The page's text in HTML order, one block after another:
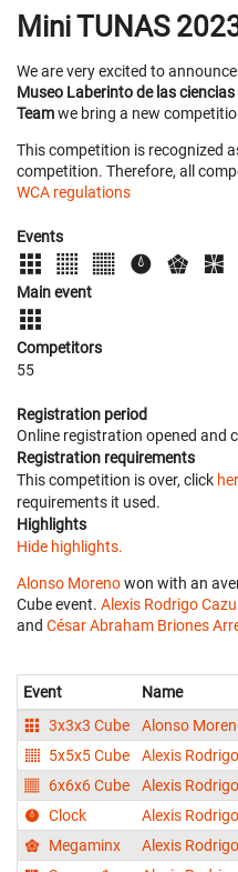
Mini TUNAS
We are very excited to
Museo Laberinto de las
Teamwe bring a new
This competition is recognized
competition. Therefore, all
WCA regulations
Events
Main event
Competitors
55
Registration period
Online registration opened and
Registration requirements
This competition is over, click
requirements it used.
Highlights
Hide highlights.
Alonso Morenowon with an
Cube event. Alexis Rodrigo
and César Abraham Briones
Event Name
3x3x3 Cube
Alonso
5x5x5 Cube
Alexis
6x6x6 Cube
Alexis
Clock
Alexis
Megaminx
Alexis